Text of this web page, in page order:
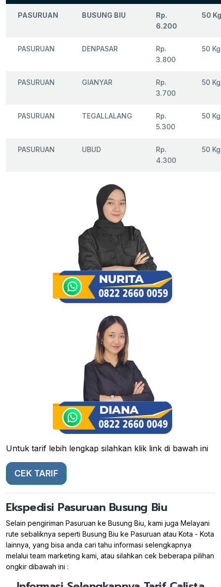
PASURUAN BUSUNG BIU
Rp.
6.200
50 Kg
PASURUAN DENPASAR
Rp.
3.800
50 Kg
PASURUAN GIANYAR
Rp.
3.700
50 Kg
PASURUAN TEGALLALANG
Rp.
5.300
50 Kg
PASURUAN UBUD
Rp.
4.300
50 Kg
Untuk tarif lebih lengkap silahkan klik link di bawah ini
CEK TARIF
Ekspedisi Pasuruan Busung Biu
Selain pengiriman Pasuruan ke Busung Biu, kami juga Melayani
rute sebaliknya seperti Busung Biu ke Pasuruan atau Kota - Kota
lainnya, yang bisa anda cari tahu informasi selengkapnya
melalui team marketing kami, atau silahkan cek beberapa pilihan
ongkir dibawah ini :